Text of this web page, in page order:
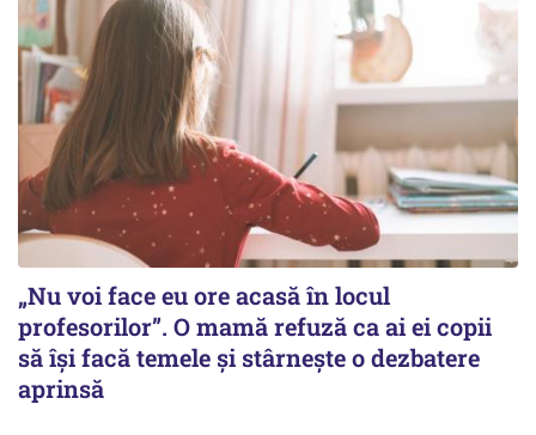
„Nu voi face eu ore acasă în locul
profesorilor”. O mamă refuză ca ai ei copii
să își facă temele și stârnește o dezbatere
aprinsă